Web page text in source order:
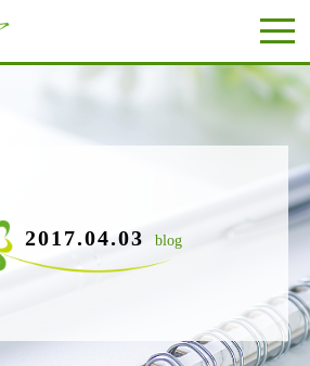
2017.04.03 blog